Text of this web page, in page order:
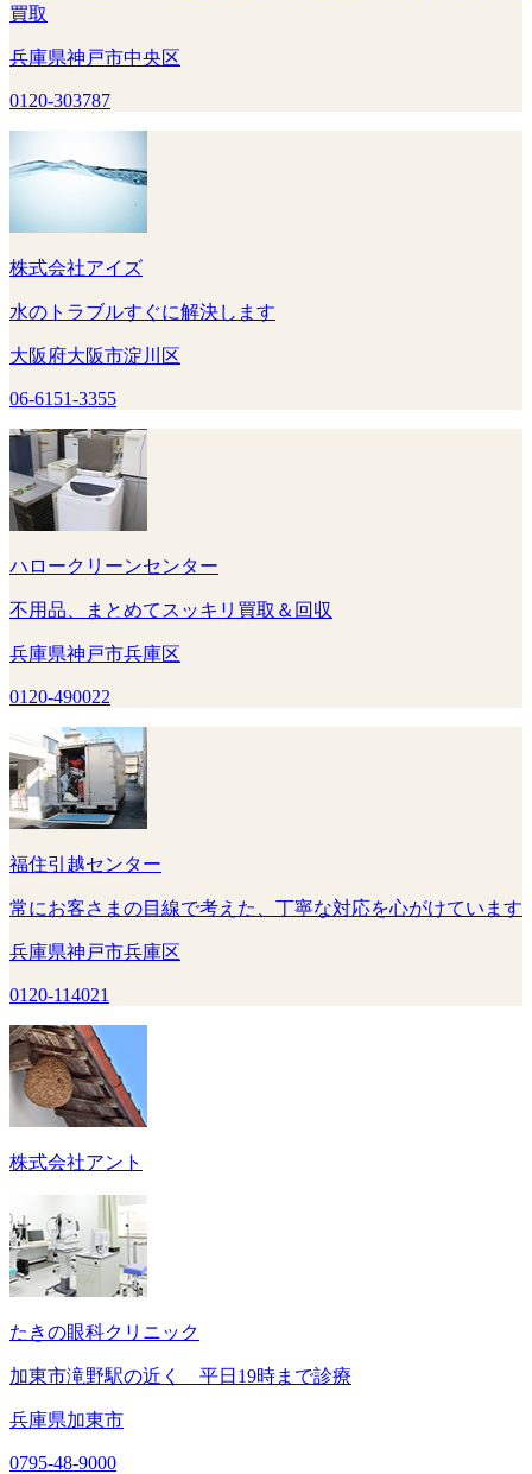
買取
兵庫県神戸市中央区
0120-303787
株式会社アイズ
水のトラブルすぐに解決します
大阪府大阪市淀川区
06-6151-3355
ハロークリーンセンター
不用品、まとめてスッキリ買取＆回収
兵庫県神戸市兵庫区
0120-490022
福住引越センター
常にお客さまの目線で考えた、丁寧な対応を心がけています
兵庫県神戸市兵庫区
0120-114021
株式会社アント
たきの眼科クリニック
加東市滝野駅の近く 平日19時まで診療
兵庫県加東市
0795-48-9000